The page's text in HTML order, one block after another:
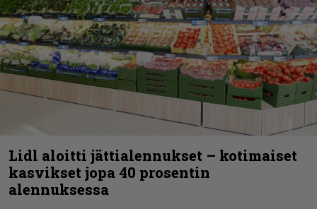
Lidl aloitti jättialennukset – kotimaiset
kasvikset jopa 40 prosentin
alennuksessa